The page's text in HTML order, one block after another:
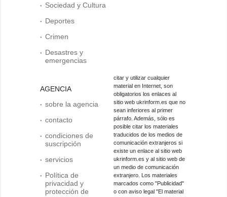
Sociedad y Cultura
Deportes
Crimen
Desastres y
emergencias
AGENCIA
sobre la agencia
contacto
condiciones de
suscripción
servicios
Política de
privacidad y
protección de
citar y utilizar cualquier
material en Internet, son
obligatorios los enlaces al
sitio web ukrinform.es que no
sean inferiores al primer
párrafo. Además, sólo es
posible citar los materiales
traducidos de los medios de
comunicación extranjeros si
existe un enlace al sitio web
ukrinform.es y al sitio web de
un medio de comunicación
extranjero. Los materiales
marcados como "Publicidad"
o con aviso legal "El material